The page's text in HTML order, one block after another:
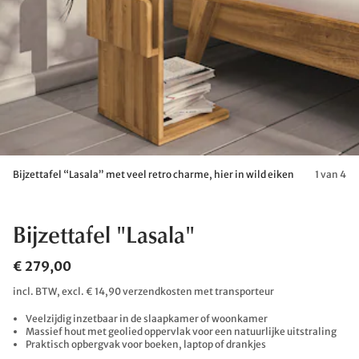
Bijzettafel “Lasala” met veel retro charme, hier in wild eiken 1 van 4
Bijzettafel "Lasala"
€ 279,00
incl. BTW, excl. € 14,90 verzendkosten met transporteur
Veelzijdig inzetbaar in de slaapkamer of woonkamer
Massief hout met geolied oppervlak voor een natuurlijke uitstraling
Praktisch opbergvak voor boeken, laptop of drankjes